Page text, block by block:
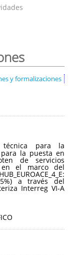
y formalizaciones
técnica para la
la puesta en
de servicios
en el marco del
a través del
Interreg VI-A